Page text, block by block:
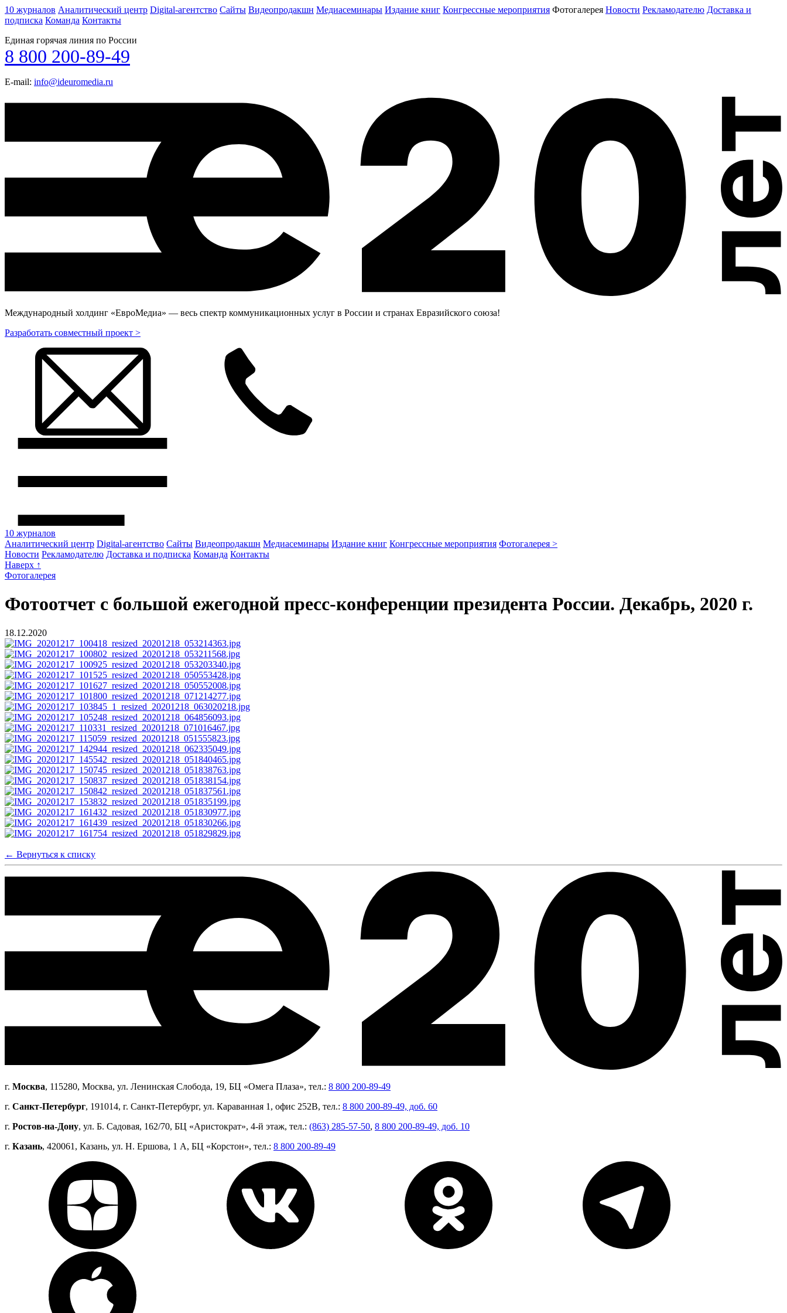
10 журналов Аналитический центр Digital-агентство Сайты Видеопродакшн Медиасеминары Издание книг Конгрессные мероприятия Фотогалерея Новости Рекламодателю Доставка и
подписка Команда Контакты
Единая горячая линия по России
8 800 200-89-49
E-mail: info@ideuromedia.ru
Международный холдинг «ЕвроМедиа» — весь спектр коммуникационных услуг в России и странах Евразийского союза!
Разработать совместный проект >
10 журналов
Аналитический центр Digital-агентство Сайты Видеопродакшн Медиасеминары Издание книг Конгрессные мероприятия Фотогалерея >
Новости Рекламодателю Доставка и подписка Команда Контакты
Наверх ↑
Фотогалерея
Фотоотчет с большой ежегодной пресс-конференции президента России. Декабрь, 2020 г.
18.12.2020
← Вернуться к списку
г. Москва, 115280, Москва, ул. Ленинская Слобода, 19, БЦ «Омега Плаза», тел.: 8 800 200-89-49
г. Санкт-Петербург, 191014, г. Санкт-Петербург, ул. Караванная 1, офис 252В, тел.: 8 800 200-89-49, доб. 60
г. Ростов-на-Дону, ул. Б. Садовая, 162/70, БЦ «Аристократ», 4-й этаж, тел.: (863) 285-57-50, 8 800 200-89-49, доб. 10
г. Казань, 420061, Казань, ул. Н. Ершова, 1 А, БЦ «Корстон», тел.: 8 800 200-89-49